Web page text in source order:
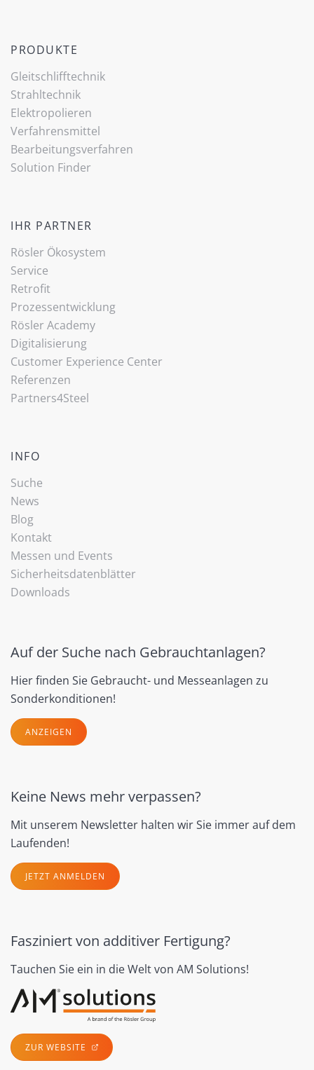
PRODUKTE
Gleitschlifftechnik
Strahltechnik
Elektropolieren
Verfahrensmittel
Bearbeitungsverfahren
Solution Finder
IHR PARTNER
Rösler Ökosystem
Service
Retrofit
Prozessentwicklung
Rösler Academy
Digitalisierung
Customer Experience Center
Referenzen
Partners4Steel
INFO
Suche
News
Blog
Kontakt
Messen und Events
Sicherheitsdatenblätter
Downloads
Auf der Suche nach Gebrauchtanlagen?
Hier finden Sie Gebraucht- und Messeanlagen zu
Sonderkonditionen!
ANZEIGEN
Keine News mehr verpassen?
Mit unserem Newsletter halten wir Sie immer auf dem
Laufenden!
JETZT ANMELDEN
Fasziniert von additiver Fertigung?
Tauchen Sie ein in die Welt von AM Solutions!
ZUR WEBSITE